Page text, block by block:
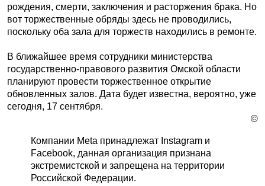
рождения, смерти, заключения и расторжения брака. Но
вот торжественные обряды здесь не проводились,
поскольку оба зала для торжеств находились в ремонте.
В ближайшее время сотрудники министерства
государственно-правового развития Омской области
планируют провести торжественное открытие
обновленных залов. Дата будет известна, вероятно, уже
сегодня, 17 сентября.
©
Компании Meta принадлежат Instagram и
Facebook, данная организация признана
экстремистской и запрещена на территории
Российской Федерации.